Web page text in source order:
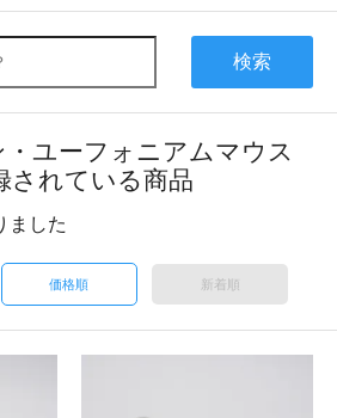
検索
・ユーフォニアムマウス
されている商品
ました
価格順 新着順